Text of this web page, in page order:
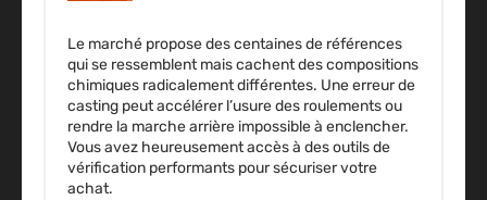
Le marché propose des centaines de références
qui se ressemblent mais cachent des compositions
chimiques radicalement différentes. Une erreur de
casting peut accélérer l’usure des roulements ou
rendre la marche arrière impossible à enclencher.
Vous avez heureusement accès à des outils de
vérification performants pour sécuriser votre
achat.